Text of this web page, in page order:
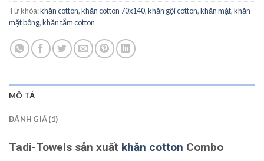
Từ khóa:khăn cotton,khăn cotton 70x140,khăn gội cotton,khăn mặt,khăn
mặt bông,khăn tắm cotton
MÔ TẢ
ĐÁNH GIÁ (1)
Tadi-Towels sản xuất khăn cotton Combo